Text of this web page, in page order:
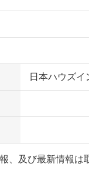
日本ハウズイ
、及び最新情報は